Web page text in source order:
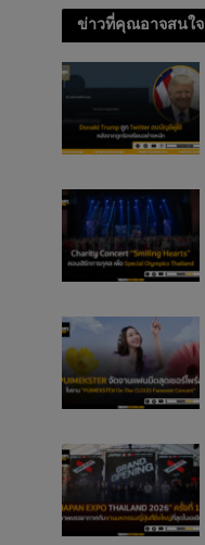
ข่าวที่คุณอาจสนใจ